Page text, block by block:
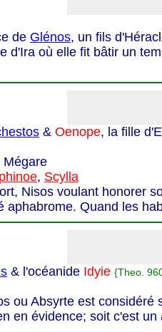
de Glénos, un fils
d'Ira où elle fit bâtir un
& Oenope, la fille
Mégare
, Scylla
Nisos voulant honorer
aphabrome. Quand les
& l'océanide Idyie {Theo.
ou Absyrte est considéré
en évidence; soit c'est